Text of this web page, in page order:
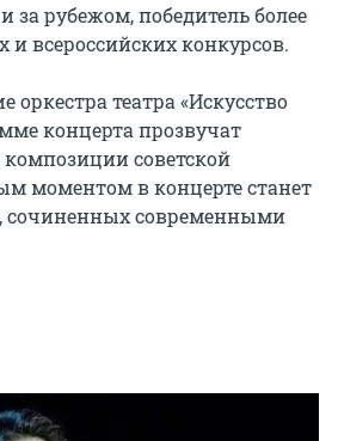
за рубежом, победитель более
всероссийских конкурсов.
оркестра театра «Искусство
концерта прозвучат
советской
моментом в концерте станет
сочиненных современными